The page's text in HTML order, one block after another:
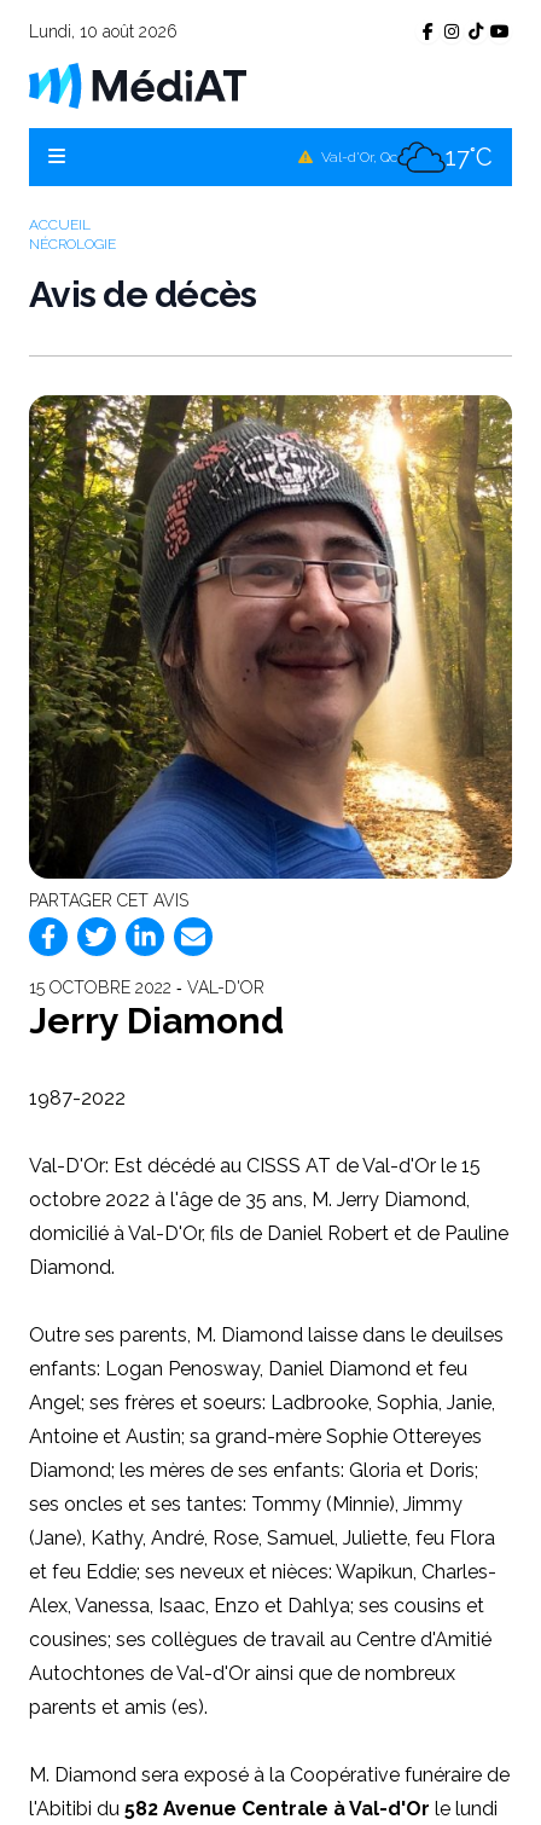
Lundi, 10 août 2026
Val-d'Or, Qc 17°C
ACCUEIL
NÉCROLOGIE
Avis de décès
PARTAGER CET AVIS
15 OCTOBRE 2022 ‐ VAL-D'OR
Jerry Diamond
1987-2022
Val-D'Or: Est décédé au CISSS AT de Val-d'Or le 15
octobre 2022 à l'âge de 35 ans, M. Jerry Diamond,
domicilié à Val-D'Or, fils de Daniel Robert et de Pauline
Diamond.
Outre ses parents, M. Diamond laisse dans le deuilses
enfants: Logan Penosway, Daniel Diamond et feu
Angel; ses frères et soeurs: Ladbrooke, Sophia, Janie,
Antoine et Austin; sa grand-mère Sophie Ottereyes
Diamond; les mères de ses enfants: Gloria et Doris;
ses oncles et ses tantes: Tommy (Minnie), Jimmy
(Jane), Kathy, André, Rose, Samuel, Juliette, feu Flora
et feu Eddie; ses neveux et nièces: Wapikun, Charles-
Alex, Vanessa, Isaac, Enzo et Dahlya; ses cousins et
cousines; ses collègues de travail au Centre d'Amitié
Autochtones de Val-d'Or ainsi que de nombreux
parents et amis (es).
M. Diamond sera exposé à la Coopérative funéraire de
l'Abitibi du 582 Avenue Centrale à Val-d'Or le lundi